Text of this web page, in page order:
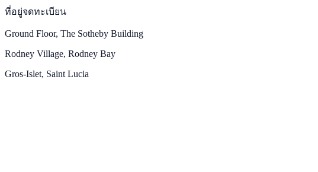
ที่อยู่จดทะเบียน
Ground Floor, The Sotheby Building
Rodney Village, Rodney Bay
Gros-Islet, Saint Lucia